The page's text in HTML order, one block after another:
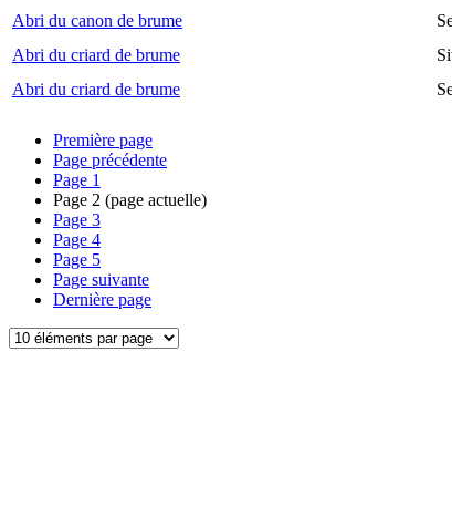
Abri du canon de brume
Abri du criard de brume
Abri du criard de brume
Première page
Page précédente
Page 1
Page 2 (page actuelle)
Page 3
Page 4
Page 5
Page suivante
Dernière page